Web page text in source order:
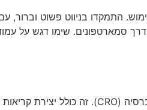
סמארטפונים. שימו דגש על